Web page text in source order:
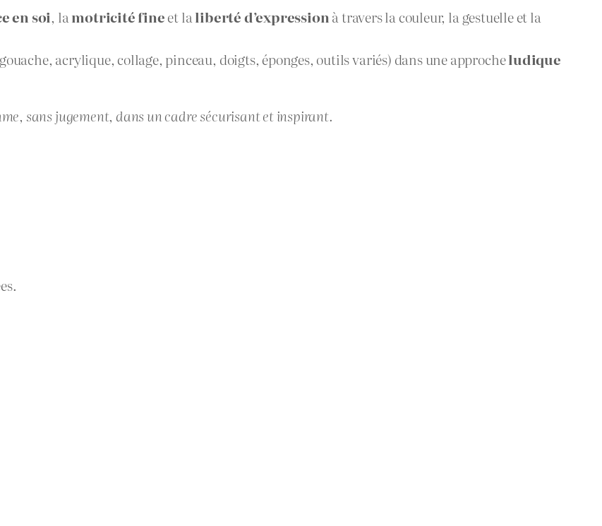
en soi, lamotricité fineet laliberté d’expressionà travers la couleur, la gestuelle et la
acrylique, collage, pinceau, doigts, éponges, outils variés) dans une approcheludique
sans jugement, dans un cadre sécurisant et inspirant.